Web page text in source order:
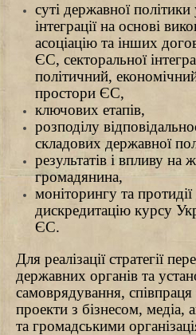
суті державної
інтеграції на основі
асоціацію та інших
ЄС, секторальної
політичний,
простори ЄС,
ключових етапів,
розподілу
складових державної
результатів і впливу на
громадянина,
моніторингу та протидії
дискредитацію курсу
ЄС.
Для реалізації стратегії
державних органів та
самоврядування, співпраця
проекти з бізнесом, медіа,
та громадськими